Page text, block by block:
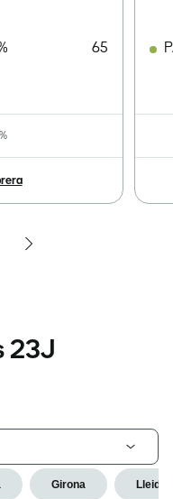
65
23J
Girona Lleida